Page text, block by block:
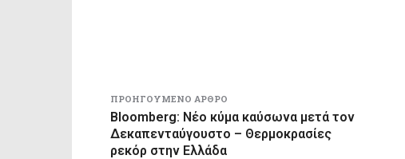
ΠΡΟΗΓΟΎΜΕΝΟ ΆΡΘΡΟ
Bloomberg: Νέο κύμα καύσωνα μετά τον
Δεκαπενταύγουστο – Θερμοκρασίες
ρεκόρ στην Ελλάδα